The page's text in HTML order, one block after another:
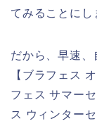
てみることにし
だから、早速
【ブラフェス
フェス サマー
ス ウィンター